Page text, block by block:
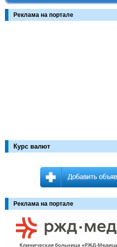
Реклама на портале
Курс валют
Реклама на портале